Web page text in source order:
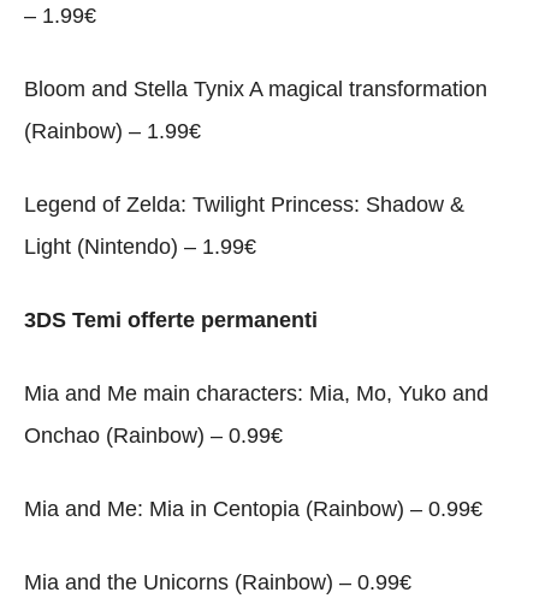
– 1.99€
Bloom and Stella Tynix A magical transformation
(Rainbow) – 1.99€
Legend of Zelda: Twilight Princess: Shadow &
Light (Nintendo) – 1.99€
3DS Temi offerte permanenti
Mia and Me main characters: Mia, Mo, Yuko and
Onchao (Rainbow) – 0.99€
Mia and Me: Mia in Centopia (Rainbow) – 0.99€
Mia and the Unicorns (Rainbow) – 0.99€